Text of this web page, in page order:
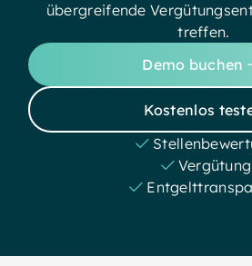
übergreifende
treffen.
Demo buchen
Kostenlos
Vergütung